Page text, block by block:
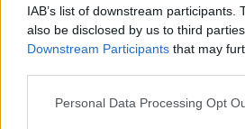
IAB’s list of downstream participants.
also be disclosed by us to third
Downstream Participants that may
Personal Data Processing Opt